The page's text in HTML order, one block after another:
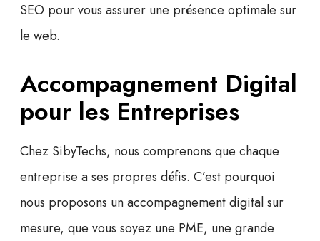
SEO pour vous assurer une présence optimale sur
le web.
Accompagnement Digital
pour les Entreprises
Chez SibyTechs, nous comprenons que chaque
entreprise a ses propres défis. C’est pourquoi
nous proposons unaccompagnement digitalsur
mesure, que vous soyez une PME, une grande